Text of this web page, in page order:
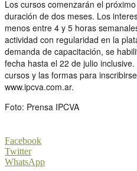
Los cursos comenzarán el
duración de dos meses. Los
menos entre 4 y 5 horas
actividad con regularidad en la
demanda de capacitación, se
fecha hasta el 22 de julio
cursos y las formas para
www.ipcva.com.ar.
Foto: Prensa IPCVA
Facebook
Twitter
WhatsApp